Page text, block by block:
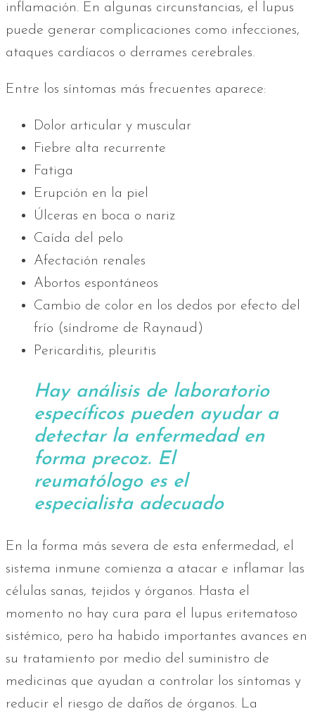
inflamación. En algunas circunstancias, el lupus
puede generar complicaciones como infecciones,
ataques cardíacos o derrames cerebrales.
Entre los síntomas más frecuentes aparece:
Dolor articular y muscular
Fiebre alta recurrente
Fatiga
Erupción en la piel
Úlceras en boca o nariz
Caída del pelo
Afectación renales
Abortos espontáneos
Cambio de color en los dedos por efecto del
frío (síndrome de Raynaud)
Pericarditis, pleuritis
Hay análisis de laboratorio
específicos pueden ayudar a
detectar la enfermedad en
forma precoz. El
reumatólogo es el
especialista adecuado
En la forma más severa de esta enfermedad, el
sistema inmune comienza a atacar e inflamar las
células sanas, tejidos y órganos. Hasta el
momento no hay cura para el lupus eritematoso
sistémico, pero ha habido importantes avances en
su tratamiento por medio del suministro de
medicinas que ayudan a controlar los síntomas y
reducir el riesgo de daños de órganos. La